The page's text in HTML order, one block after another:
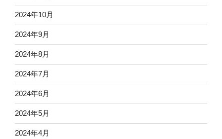
2024年10月
2024年9月
2024年8月
2024年7月
2024年6月
2024年5月
2024年4月